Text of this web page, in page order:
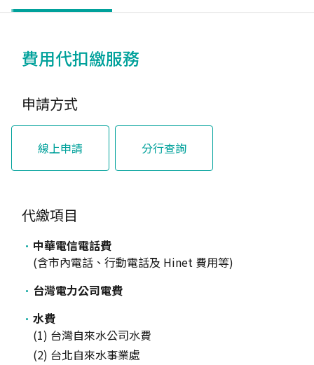
費用代扣繳服務
申請方式
線上申請 分行查詢
代繳項目
中華電信電話費
(含市內電話、行動電話及 Hinet 費用等)
台灣電力公司電費
水費
(1) 台灣自來水公司水費
(2) 台北自來水事業處